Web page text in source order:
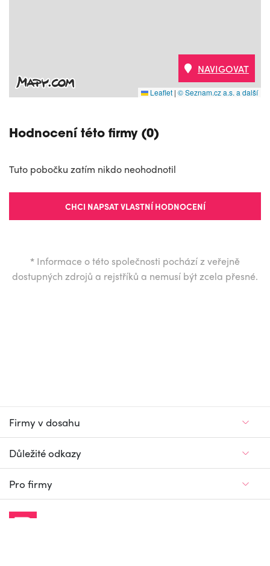
Leaflet | © Seznam.cz a.s. a další
NAVIGOVAT
Hodnocení této firmy (0)
Tuto pobočku zatím nikdo neohodnotil
CHCI NAPSAT VLASTNÍ HODNOCENÍ
* Informace o této společnosti pochází z veřejně
dostupných zdrojů a rejstříků a nemusí být zcela přesné.
Firmy v dosahu
Důležité odkazy
Pro firmy